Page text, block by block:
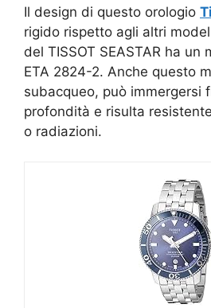
Il design di questo orologio
rigido rispetto agli altri
del TISSOT SEASTAR ha
ETA 2824-2. Anche questo
subacqueo, può immergersi
profondità e risulta
o radiazioni.